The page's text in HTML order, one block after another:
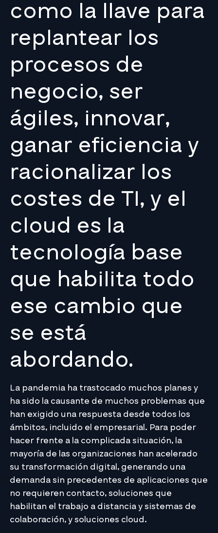
como la llave para
replantear los
procesos de
negocio, ser
ágiles, innovar,
ganar eficiencia y
racionalizar los
costes de TI, y el
cloud es la
tecnología base
que habilita todo
ese cambio que
se está
abordando.
La pandemia ha trastocado muchos planes y
ha sido la causante de muchos problemas que
han exigido una respuesta desde todos los
ámbitos, incluido el empresarial. Para poder
hacer frente a la complicada situación, la
mayoría de las organizaciones han acelerado
su transformación digital, generando una
demanda sin precedentes de aplicaciones que
no requieren contacto, soluciones que
habilitan el trabajo a distancia y sistemas de
colaboración, y soluciones cloud.